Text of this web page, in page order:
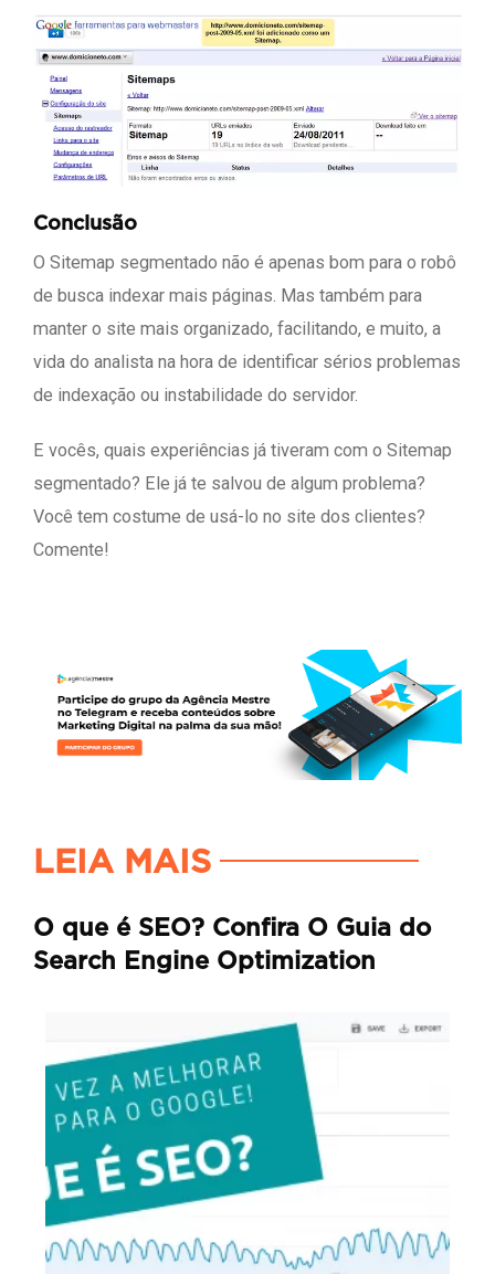
Conclusão
O Sitemap segmentado não é apenas bom para o robô
de busca indexar mais páginas. Mas também para
manter o site mais organizado, facilitando, e muito, a
vida do analista na hora de identificar sérios problemas
de indexação ou instabilidade do servidor.
E vocês, quais experiências já tiveram com o Sitemap
segmentado? Ele já te salvou de algum problema?
Você tem costume de usá-lo no site dos clientes?
Comente!
LEIA MAIS
O que é SEO? Confira O Guia do
Search Engine Optimization